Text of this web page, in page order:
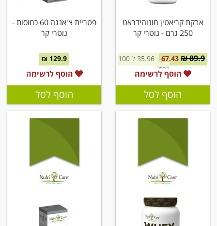
אבקת קריאטין מונוהידראט
250 גרם - נוטרי קר
89.9 ₪
67.43
35.96 ל 100
גרם
הוסף לרשימה
הוסף לסל
פטריית צ'אנגה 60 כמוסות -
נוטרי קר
129.9 ₪
הוסף לרשימה
הוסף לסל